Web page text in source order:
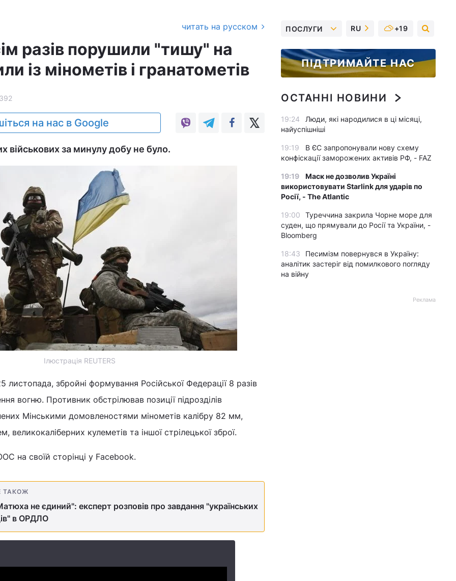
читать на русском
разів порушили "тишу" на
із мінометів і гранатометів
на нас в Google
військових за минулу добу не було.
Ілюстрація REUTERS
збройні формування Російської Федерації 8 разів
вогню. Противник обстрілював позиції підрозділів
Мінськими домовленостями мінометів калібру 82 мм,
великокаліберних кулеметів та іншої стрілецької зброї.
на своїй сторінці у Facebook.
ТАКОЖ
не єдиний": експерт розповів про завдання "українських
в ОРДЛО
ПОСЛУГИ RU +19
ПІДТРИМАЙТЕ НАС
ОСТАННІ НОВИНИ
19:24
Люди, які народилися в ці місяці,
найуспішніші
19:19
В ЄС запропонували нову схему
конфіскації заморожених активів РФ, - FAZ
19:19
Маск не дозволив Україні
використовувати Starlink для ударів по
Росії, - The Atlantic
19:00
Туреччина закрила Чорне море для
суден, що прямували до Росії та України, -
Bloomberg
18:43
Песимізм повернувся в Україну:
аналітик застеріг від помилкового погляду
на війну
Реклама